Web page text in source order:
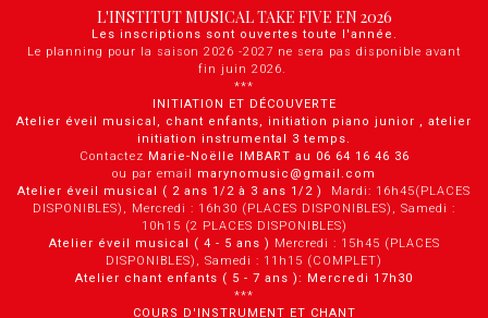
L'INSTITUT MUSICAL TAKE FIVE EN 2026
Les inscriptions sont ouvertes toute l'année.
Le planning pour la saison 2026 -2027 ne sera pas disponible avant
fin juin 2026.
***
INITIATION ET DÉCOUVERTE
Atelier éveil musical, chant enfants, initiation piano junior , atelier
initiation instrumental 3 temps.
Contactez Marie-Noëlle IMBART au 06 64 16 46 36
ou par email marynomusic@gmail.com
Atelier éveil musical ( 2 ans 1/2 à 3 ans 1/2 ) Mardi: 16h45(PLACES
DISPONIBLES), Mercredi : 16h30 (PLACES DISPONIBLES), Samedi :
10h15 (2 PLACES DISPONIBLES)
Atelier éveil musical ( 4 - 5 ans ) Mercredi : 15h45 (PLACES
DISPONIBLES), Samedi : 11h15 (COMPLET)
Atelier chant enfants ( 5 - 7 ans ): Mercredi 17h30
***
COURS D'INSTRUMENT ET CHANT
Panneau de gestion des cookies